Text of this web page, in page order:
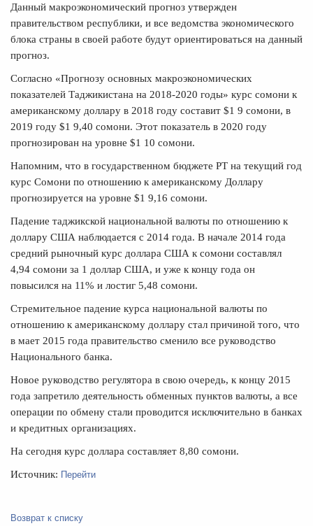
Данный макроэкономический прогноз утвержден
правительством республики, и все ведомства экономического
блока страны в своей работе будут ориентироваться на данный
прогноз.
Согласно «Прогнозу основных макроэкономических
показателей Таджикистана на 2018-2020 годы» курс сомони к
американскому доллару в 2018 году составит $1 9 сомони, в
2019 году $1 9,40 сомони. Этот показатель в 2020 году
прогнозирован на уровне $1 10 сомони.
Напомним, что в государственном бюджете РТ на текущий год
курс Сомони по отношению к американскому Доллару
прогнозируется на уровне $1 9,16 сомони.
Падение таджикской национальной валюты по отношению к
доллару США наблюдается с 2014 года. В начале 2014 года
средний рыночный курс доллара США к сомони составлял
4,94 сомони за 1 доллар США, и уже к концу года он
повысился на 11% и лостиг 5,48 сомони.
Стремительное падение курса национальной валюты по
отношению к американскому доллару стал причиной того, что
в мает 2015 года правительство сменило все руководство
Национального банка.
Новое руководство регулятора в свою очередь, к концу 2015
года запретило деятельность обменных пунктов валюты, а все
операции по обмену стали проводится исключительно в банках
и кредитных организациях.
На сегодня курс доллара составляет 8,80 сомони.
Источник: Перейти
Возврат к списку